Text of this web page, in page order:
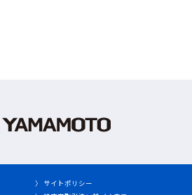
〉 サイトポリシー